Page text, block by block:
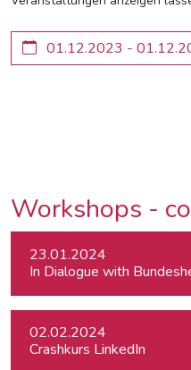
Workshops -
23.01.2024
In Dialogue with
02.02.2024
Crashkurs LinkedIn